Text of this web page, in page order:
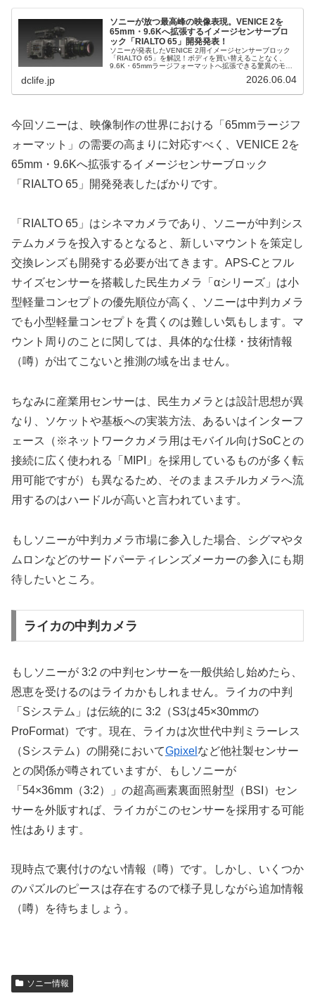
ソニーが放つ最高峰の映像表現。VENICE 2を
65mm・9.6Kへ拡張するイメージセンサーブロ
ック「RIALTO 65」開発発表！
ソニーが発表したVENICE 2用イメージセンサーブロック
「RIALTO 65」を解説！ボディを買い替えることなく、
9.6K・65mmラージフォーマットへ拡張できる驚異のモジ
dclife.jp 2026.06.04
今回ソニーは、映像制作の世界における「65mmラージフ
ォーマット」の需要の高まりに対応すべく、VENICE 2を
65mm・9.6Kへ拡張するイメージセンサーブロック
「RIALTO 65」開発発表したばかりです。
「RIALTO 65」はシネマカメラであり、ソニーが中判シス
テムカメラを投入するとなると、新しいマウントを策定し
交換レンズも開発する必要が出てきます。APS-Cとフル
サイズセンサーを搭載した民生カメラ「αシリーズ」は小
型軽量コンセプトの優先順位が高く、ソニーは中判カメラ
でも小型軽量コンセプトを貫くのは難しい気もします。マ
ウント周りのことに関しては、具体的な仕様・技術情報
（噂）が出てこないと推測の域を出ません。
ちなみに産業用センサーは、民生カメラとは設計思想が異
なり、ソケットや基板への実装方法、あるいはインターフ
ェース（※ネットワークカメラ用はモバイル向けSoCとの
接続に広く使われる「MIPI」を採用しているものが多く転
用可能ですが）も異なるため、そのままスチルカメラへ流
用するのはハードルが高いと言われています。
もしソニーが中判カメラ市場に参入した場合、シグマやタ
ムロンなどのサードパーティレンズメーカーの参入にも期
待したいところ。
ライカの中判カメラ
もしソニーが 3:2 の中判センサーを一般供給し始めたら、
恩恵を受けるのはライカかもしれません。ライカの中判
「Sシステム」は伝統的に 3:2（S3は45×30mmの
ProFormat）です。現在、ライカは次世代中判ミラーレス
（Sシステム）の開発においてGpixel など他社製センサー
との関係が噂されていますが、もしソニーが
「54×36mm（3:2）」の超高画素裏面照射型（BSI）セン
サーを外販すれば、ライカがこのセンサーを採用する可能
性はあります。
現時点で裏付けのない情報（噂）です。しかし、いくつか
のパズルのピースは存在するので様子見しながら追加情報
（噂）を待ちましょう。
ソニー情報